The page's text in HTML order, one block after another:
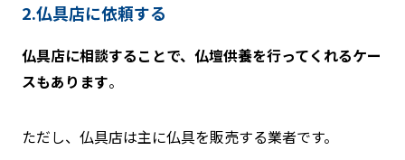
2.仏具店に依頼する
仏具店に相談することで、仏壇供養を行ってくれるケー
スもあります。
ただし、仏具店は主に仏具を販売する業者です。